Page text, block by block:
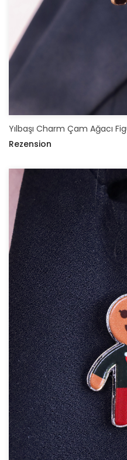
Yılbaşı Charm Çam Ağacı
Rezension